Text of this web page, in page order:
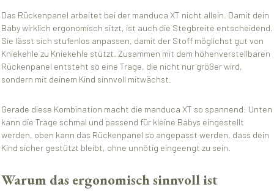
Das Rückenpanel arbeitet bei der manduca XT nicht allein. Damit dein
Baby wirklich ergonomisch sitzt, ist auch die Stegbreite entscheidend.
Sie lässt sich stufenlos anpassen, damit der Stoff möglichst gut von
Kniekehle zu Kniekehle stützt. Zusammen mit dem höhenverstellbaren
Rückenpanel entsteht so eine Trage, die nicht nur größer wird,
sondern mit deinem Kind sinnvoll mitwächst.
Gerade diese Kombination macht die manduca XT so spannend: Unten
kann die Trage schmal und passend für kleine Babys eingestellt
werden, oben kann das Rückenpanel so angepasst werden, dass dein
Kind sicher gestützt bleibt, ohne unnötig eingeengt zu sein.
Warum das ergonomisch sinnvoll ist